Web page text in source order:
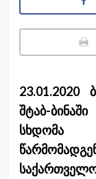
23.01.2020
შტაბ-